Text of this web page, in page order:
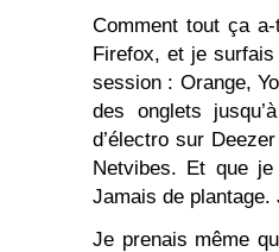
Comment tout ça
Firefox, et je
session : Orange,
des onglets
d’électro sur
Netvibes. Et que
Jamais de plantage.
Je prenais même